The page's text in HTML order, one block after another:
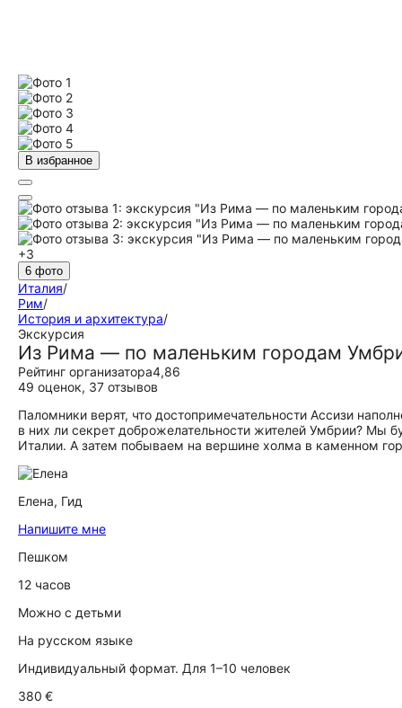
В избранное
+3
6 фото
Италия/
Рим/
История и архитектура/
Экскурсия
Из Рима — по маленьким городам
Рейтинг организатора4,86
49 оценок, 37 отзывов
Паломники верят, что достопримечательности Ассизи
в них ли секрет доброжелательности жителей Умбрии? Мы
Италии. А затем побываем на вершине холма в каменном
Елена, Гид
Напишите мне
Пешком
12 часов
Можно с детьми
На русском языке
Индивидуальный формат. Для 1–10 человек
380 €